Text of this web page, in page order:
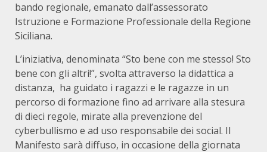
bando regionale, emanato dall’assessorato
Istruzione e Formazione Professionale della Regione
Siciliana.
L’iniziativa, denominata “Sto bene con me stesso! Sto
bene con gli altri!”, svolta attraverso la didattica a
distanza, ha guidato i ragazzi e le ragazze in un
percorso di formazione fino ad arrivare alla stesura
di dieci regole, mirate alla prevenzione del
cyberbullismo e ad uso responsabile dei social. Il
Manifesto sarà diffuso, in occasione della giornata